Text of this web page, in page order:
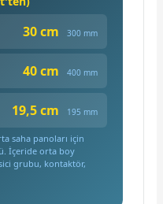
30 cm 300 mm
40 cm 400 mm
19,5 cm 195 mm
saha panoları için
İçeride orta boy
grubu, kontaktör,